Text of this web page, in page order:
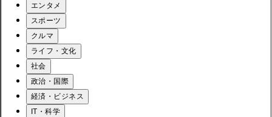
エンタメ
スポーツ
クルマ
ライフ・文化
社会
政治・国際
経済・ビジネス
IT・科学